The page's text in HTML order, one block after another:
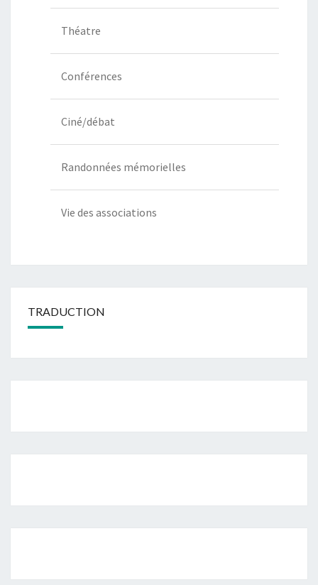
Théatre
Conférences
Ciné/débat
Randonnées mémorielles
Vie des associations
TRADUCTION